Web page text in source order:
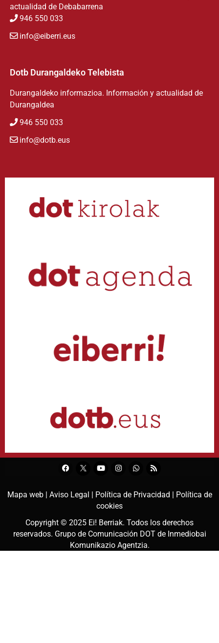
actualidad de Debabarrena
946 550 033
info@eiberri.eus
Dotb Durangaldeko Telebista
Durangaldeko informazioa. Información y actualidad de
Durangaldea
946 550 033
info@dotb.eus
Mapa web | Aviso Legal | Política de Privacidad | Política de
cookies
Copyright © 2025 Ei! Berriak. Todos los derechos
reservados. Grupo de Comunicación DOT de Inmediobai
Komunikazio Agentzia.